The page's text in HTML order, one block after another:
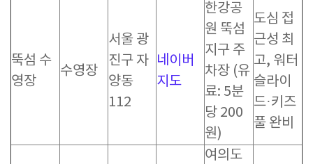
뚝섬 수
영장
수영장
서울 광
진구 자
양동
112
네이버
지도
한강공
원 뚝섬
지구 주
차장 (유
료: 5분
당 200
원)
도심 접
근성 최
고, 워터
슬라이
드·키즈
풀 완비
여의도